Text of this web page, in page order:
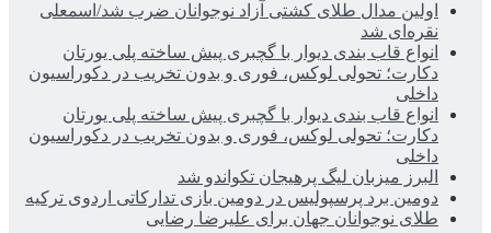
اولین مدال طلای کشتی آزاد نوجوانان ضرب شد/اسمعلی
نقره‌ای شد
انواع قاب بندی دیوار با گچبری پیش ساخته پلی یورتان
دکارت؛ تحولی لوکس، فوری و بدون تخریب در دکوراسیون
داخلی
انواع قاب بندی دیوار با گچبری پیش ساخته پلی یورتان
دکارت؛ تحولی لوکس، فوری و بدون تخریب در دکوراسیون
داخلی
البرز میزبان لیگ پرهیجان تکواندو شد
دومین برد پرسپولیس در دومین بازی تدارکاتی اردوی ترکیه
طلای نوجوانان جهان برای علیرضا رضایی